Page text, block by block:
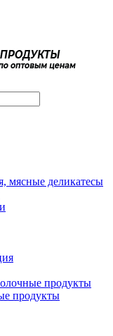
мясные деликатесы
продукты
продукты